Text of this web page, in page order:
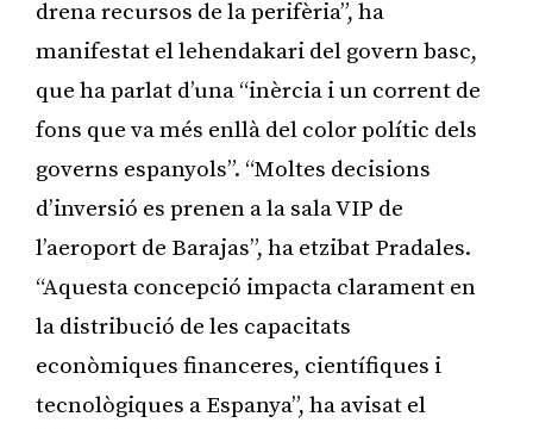
drena recursos de la perifèria”, ha
manifestat el lehendakari del govern basc,
que ha parlat d’una “inèrcia i un corrent de
fons que va més enllà del color polític dels
governs espanyols”. “Moltes decisions
d’inversió es prenen a la sala VIP de
l’aeroport de Barajas”, ha etzibat Pradales.
“Aquesta concepció impacta clarament en
la distribució de les capacitats
econòmiques financeres, científiques i
tecnològiques a Espanya”, ha avisat el